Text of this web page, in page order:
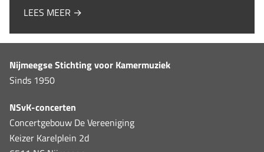
LEES MEER →
Nijmeegse Stichting voor Kamermuziek
Sinds 1950
NSvK-concerten
Concertgebouw De Vereeniging
Keizer Karelplein 2d